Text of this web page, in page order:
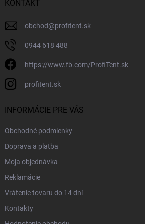
KONTAKT
obchod@profitent.sk
0944 618 488
https://www.fb.com/ProfiTent.sk
profitent.sk
INFORMÁCIE PRE VÁS
Obchodné podmienky
Doprava a platba
Moja objednávka
Reklamácie
Vrátenie tovaru do 14 dní
Kontakty